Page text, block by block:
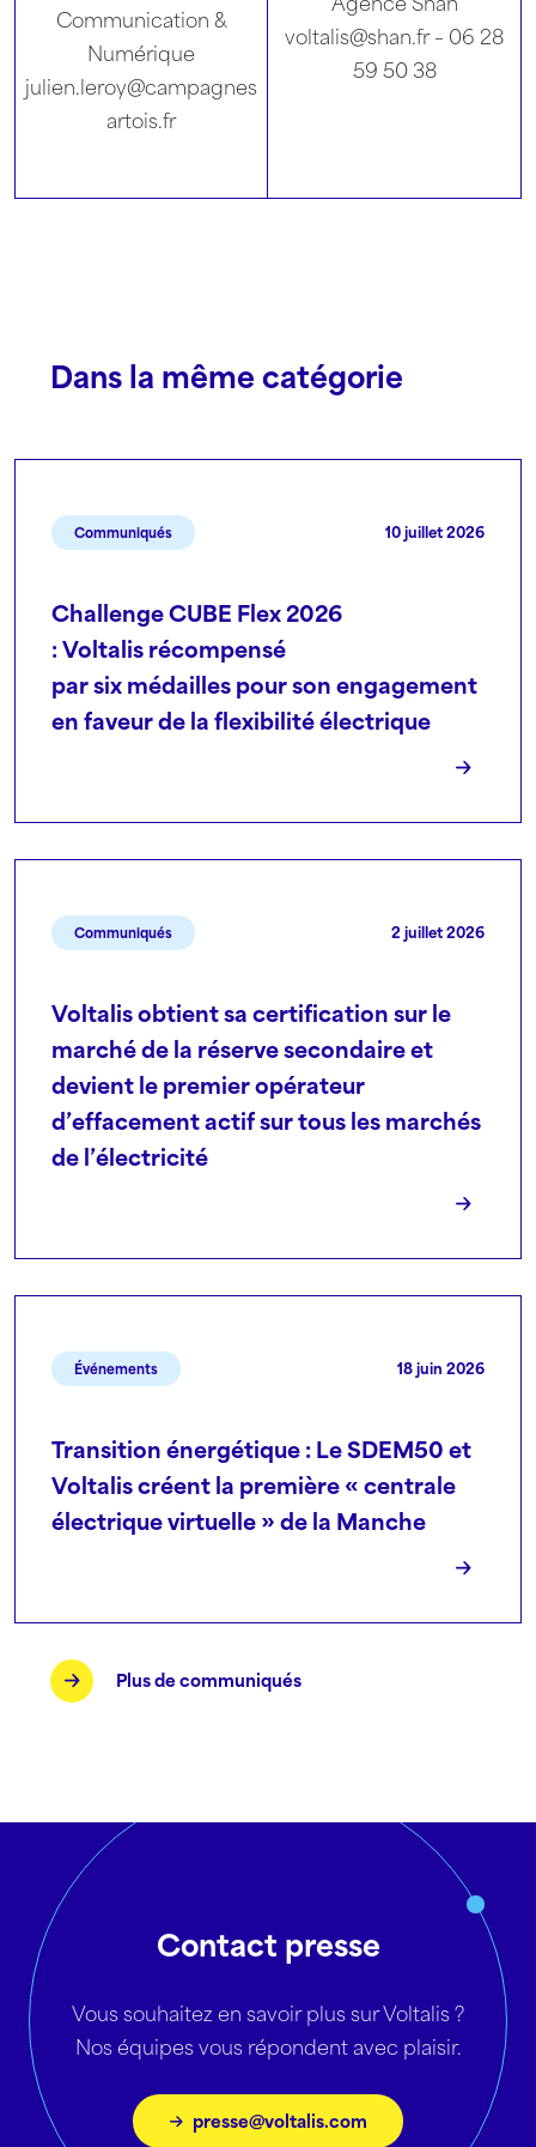
Communication &
Numérique
julien.leroy@campagnes
artois.fr
voltalis@shan.fr – 06 28
59 50 38
Dans la même catégorie
Communiqués 10 juillet 2026
Challenge CUBE Flex 2026
: Voltalis récompensé
par six médailles pour son engagement
en faveur de la flexibilité électrique
Communiqués 2 juillet 2026
Voltalis obtient sa certification sur le
marché de la réserve secondaire et
devient le premier opérateur
d’effacement actif sur tous les marchés
de l’électricité
Événements 18 juin 2026
Transition énergétique : Le SDEM50 et
Voltalis créent la première « centrale
électrique virtuelle » de la Manche
Plus de communiqués
Contact presse
Vous souhaitez en savoir plus sur Voltalis ?
Nos équipes vous répondent avec plaisir.
presse@voltalis.com